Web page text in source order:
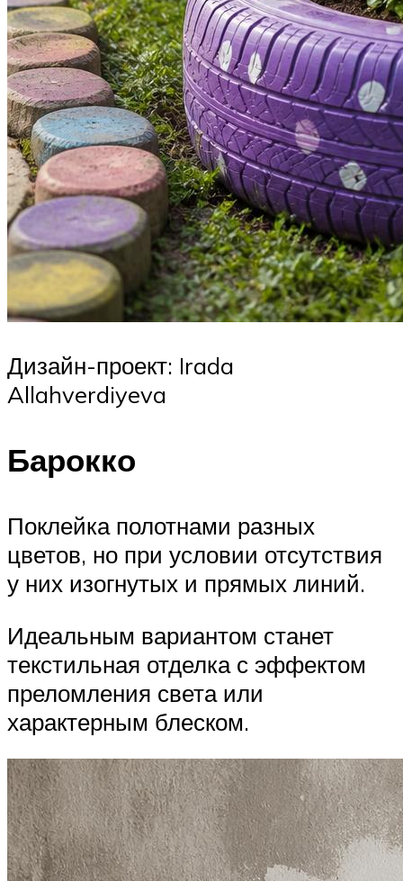
Дизайн-проект: Irada
Allahverdiyeva
Барокко
Поклейка полотнами разных
цветов, но при условии отсутствия
у них изогнутых и прямых линий.
Идеальным вариантом станет
текстильная отделка с эффектом
преломления света или
характерным блеском.